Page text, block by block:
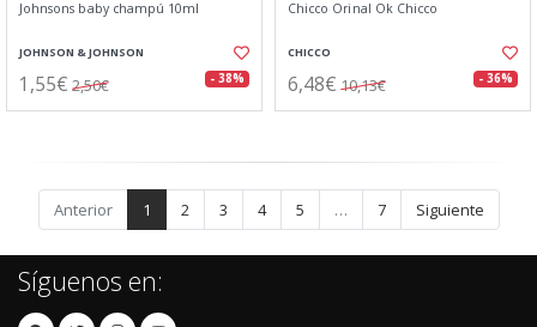
Johnsons baby champú 10ml
JOHNSON & JOHNSON
1,55€ 2,50€ - 38%
Chicco Orinal Ok Chicco
CHICCO
6,48€ 10,13€ - 36%
Anterior 1 2 3 4 5 … 7 Siguiente
Síguenos en: